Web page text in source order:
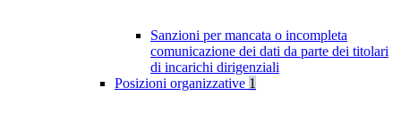
Sanzioni per mancata o incompleta
comunicazione dei dati da parte dei titolari
di incarichi dirigenziali
Posizioni organizzative 1